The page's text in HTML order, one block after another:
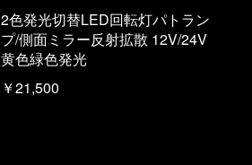
2色発光切替LED回転灯パトラン
プ/側面ミラー反射拡散 12V/24V
黄色緑色発光
￥21,500